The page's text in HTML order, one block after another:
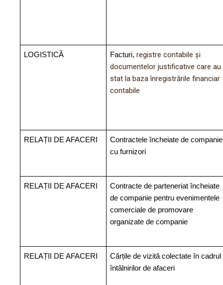
LOGISTICĂ Facturi, registre contabile și
documentelor justificative care au
stat la baza înregistrările financiar
contabile
RELAȚII DE AFACERI
Contractele încheiate de companie
cu furnizori
RELAȚII DE AFACERI
Contracte de parteneriat încheiate
de companie pentru evenimentele
comerciale de promovare
organizate de companie
RELAȚII DE AFACERI
Cărțile de vizită colectate în cadrul
întâlnirilor de afaceri